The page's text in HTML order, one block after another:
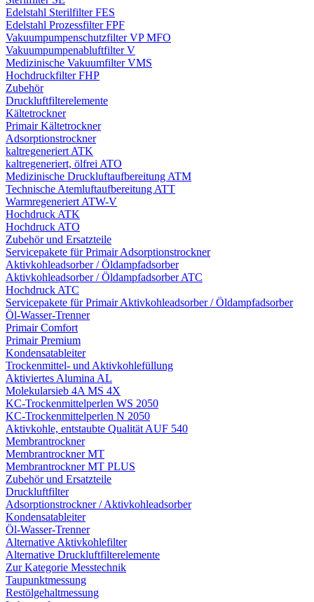
Edelstahl Sterilfilter FES
Edelstahl Prozessfilter FPF
Vakuumpumpenschutzfilter VP MFO
Vakuumpumpenabluftfilter V
Medizinische Vakuumfilter VMS
Hochdruckfilter FHP
Zubehör
Druckluftfilterelemente
Kältetrockner
Primair Kältetrockner
Adsorptionstrockner
kaltregeneriert ATK
kaltregeneriert, ölfrei ATO
Medizinische Druckluftaufbereitung ATM
Technische Atemluftaufbereitung ATT
Warmregeneriert ATW-V
Hochdruck ATK
Hochdruck ATO
Zubehör und Ersatzteile
Servicepakete für Primair Adsorptionstrockner
Aktivkohleadsorber / Öldampfadsorber
Aktivkohleadsorber / Öldampfadsorber ATC
Hochdruck ATC
Servicepakete für Primair Aktivkohleadsorber / Öldampfadsorber
Öl-Wasser-Trenner
Primair Comfort
Primair Premium
Kondensatableiter
Trockenmittel- und Aktivkohlefüllung
Aktiviertes Alumina AL
Molekularsieb 4A MS 4X
KC-Trockenmittelperlen WS 2050
KC-Trockenmittelperlen N 2050
Aktivkohle, entstaubte Qualität AUF 540
Membrantrockner
Membrantrockner MT
Membrantrockner MT PLUS
Zubehör und Ersatzteile
Druckluftfilter
Adsorptionstrockner / Aktivkohleadsorber
Kondensatableiter
Öl-Wasser-Trenner
Alternative Aktivkohlefilter
Alternative Druckluftfilterelemente
Zur Kategorie Messtechnik
Taupunktmessung
Restölgehaltmessung